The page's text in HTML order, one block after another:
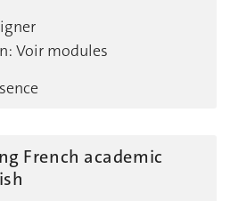
Voir modules
French academic